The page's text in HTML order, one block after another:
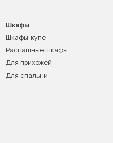
Шкафы
Шкафы-купе
Распашные шкафы
Для прихожей
Для спальни